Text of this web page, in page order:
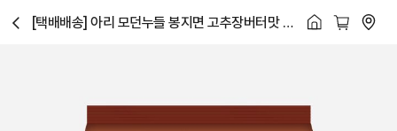
닫
[택배배송] 아리 모던누들 봉지면 고추장버터맛 1